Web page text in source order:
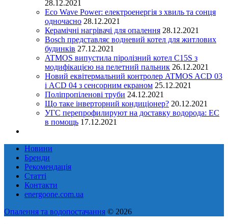
28.12.2021
Eco Wave Power: електроенергія з хвиль та сонця
одночасно 28.12.2021
Керамічні нагрівачі для опалення 28.12.2021
Bosch представляє водневий котел для житлових
будинків 27.12.2021
ATMOS випустила піролізний котел C15S з
модифікацією на пелетний пальник 26.12.2021
Новий еквітермальний контролер ATMOS ACD 03
і ACD 04 з сенсорним екраном 25.12.2021
Поліпропіленові труби 24.12.2021
Що таке інверторний кондиціонер? 20.12.2021
УГС перепрофилируют на доставку водорода: EC
в помощь 17.12.2021
Новини
Бренди
Рекомендація
Статті
Контакти
energoone.com.ua
Опалення та водопостачання © 2026